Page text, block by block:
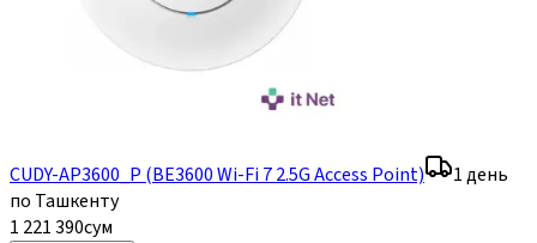
CUDY-AP3600_P (BE3600 Wi-Fi 7 2.5G Access Point)
1 день
по Ташкенту
1 221 390сум